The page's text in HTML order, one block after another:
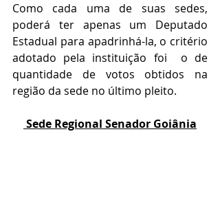
Como cada uma de suas sedes,
poderá ter apenas um Deputado
Estadual para apadrinhá-la, o critério
adotado pela instituição foi  o de
quantidade de votos obtidos na
região da sede no último pleito.
Sede Regional Senador Goiânia